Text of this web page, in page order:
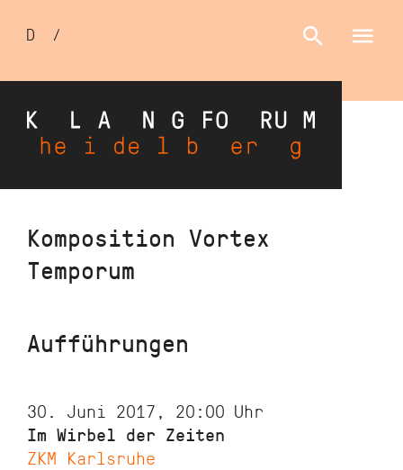
Direkt
Inhalt
Sprachumschalter
D /
Komposition Vortex
Temporum
Aufführungen
30. Juni 2017, 20:00 Uhr
Im Wirbel der Zeiten
ZKM Karlsruhe